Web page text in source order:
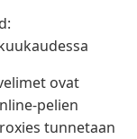
ovat
pelien
tunnetaan